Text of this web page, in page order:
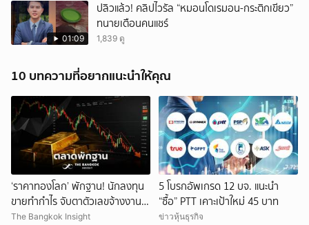
01:09
ปลิวแล้ว! คลิปไวรัล “หมอนโดเรมอน-กระติกเขียว”
ทนายเตือนคนแชร์
1,839 ดู
10 บทความที่อยากแนะนำให้คุณ
‘ราคาทองโลก’ พักฐาน! นักลงทุน
ขายทำกำไร จับตาตัวเลขจ้างงาน
สหรัฐ
The Bangkok Insight
5 โบรกอัพเกรด 12 บจ. แนะนำ
“ซื้อ” PTT เคาะเป้าใหม่ 45 บาท
ข่าวหุ้นธุรกิจ